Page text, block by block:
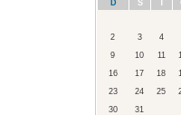
D
S T
2
3 4
9
10 11
16
17 18
23
24 25
30
31